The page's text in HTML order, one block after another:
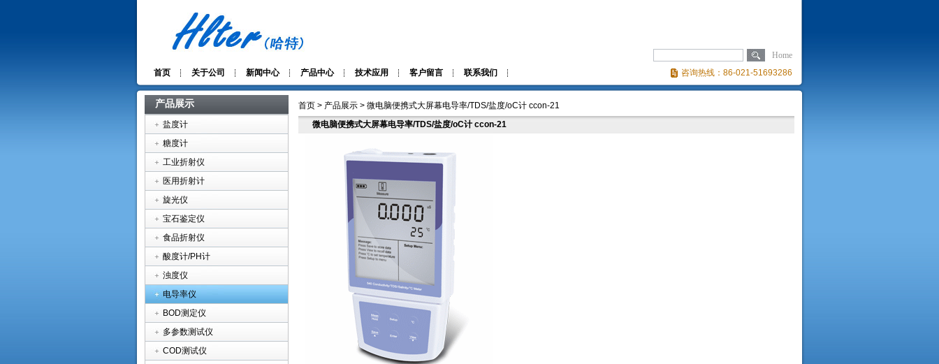
Home
首页
关于公司 新闻中心 产品中心 技术应用 客户留言 联系我们 咨询热线：86-021-51693286
产品展示
盐度计
糖度计
工业折射仪
医用折射计
旋光仪
宝石鉴定仪
食品折射仪
酸度计/PH计
浊度仪
电导率仪
BOD测定仪
多参数测试仪
COD测试仪
首页 > 产品展示 > 微电脑便携式大屏幕电导率/TDS/盐度/oC计 ccon-21
微电脑便携式大屏幕电导率/TDS/盐度/oC计 ccon-21